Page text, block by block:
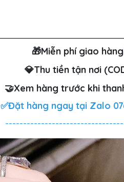
🎁Miễn phí giao
💎Thu tiền tận nơi
🤝Xem hàng trước khi
✅Đặt hàng ngay tại Zalo